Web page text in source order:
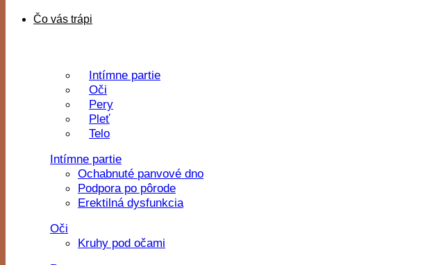
Čo vás trápi
Intímne partie
Oči
Pery
Pleť
Telo
Intímne partie
Ochabnuté panvové dno
Podpora po pôrode
Erektilná dysfunkcia
Oči
Kruhy pod očami